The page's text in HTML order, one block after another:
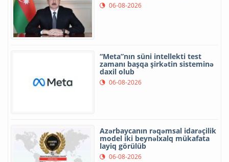
06-08-2026
“Meta”nın süni intellekti test
zamanı başqa şirkətin sisteminə
daxil olub
06-08-2026
Azərbaycanın rəqəmsal idarəçilik
model iki beynəlxalq mükafata
layiq görülüb
06-08-2026